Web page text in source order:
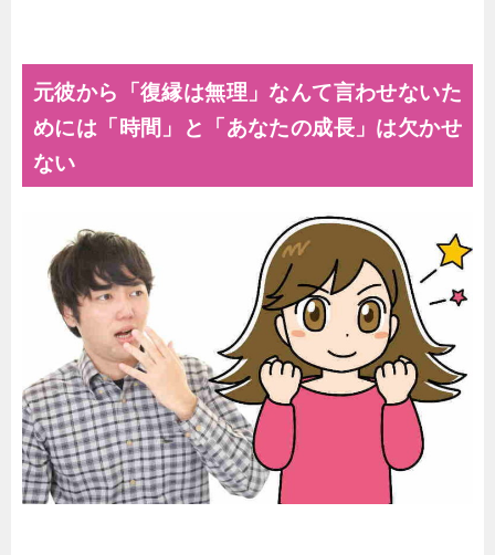
元彼から「復縁は無理」なんて言わせないた
めには「時間」と「あなたの成長」は欠かせ
ない